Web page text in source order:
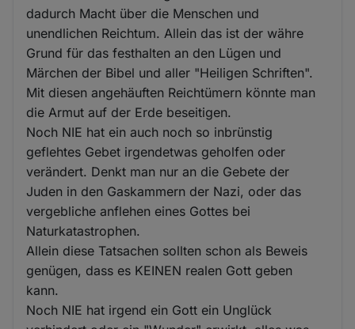
dadurch Macht über die Menschen und
unendlichen Reichtum. Allein das ist der währe
Grund für das festhalten an den Lügen und
Märchen der Bibel und aller "Heiligen Schriften".
Mit diesen angehäuften Reichtümern könnte man
die Armut auf der Erde beseitigen.
Noch NIE hat ein auch noch so inbrünstig
geflehtes Gebet irgendetwas geholfen oder
verändert. Denkt man nur an die Gebete der
Juden in den Gaskammern der Nazi, oder das
vergebliche anflehen eines Gottes bei
Naturkatastrophen.
Allein diese Tatsachen sollten schon als Beweis
genügen, dass es KEINEN realen Gott geben
kann.
Noch NIE hat irgend ein Gott ein Unglück